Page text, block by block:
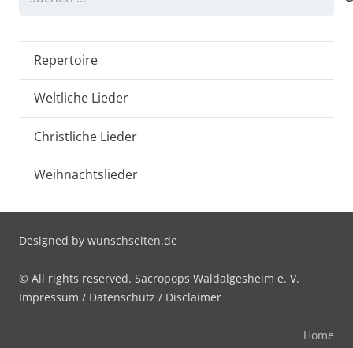
Repertoire
Weltliche Lieder
Christliche Lieder
Weihnachtslieder
Designed by wunschseiten.de
© All rights reserved. Sacropops Waldalgesheim e. V.
Impressum / Datenschutz / Disclaimer
Home